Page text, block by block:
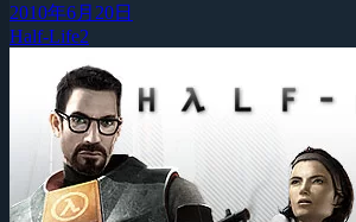
2010年6月20日
Half-Life2